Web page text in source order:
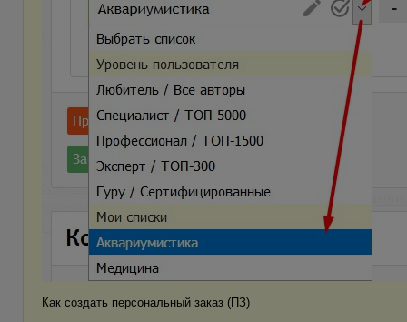
Как создать персональный заказ (ПЗ)